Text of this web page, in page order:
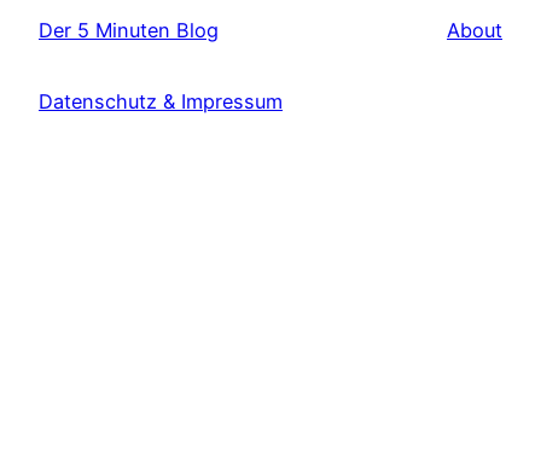
Der 5 Minuten Blog About
Datenschutz & Impressum